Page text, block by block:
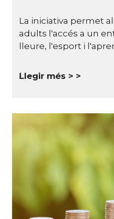
La iniciativa permet
adults l'accés a un
lleure, l'esport i
Llegir més >